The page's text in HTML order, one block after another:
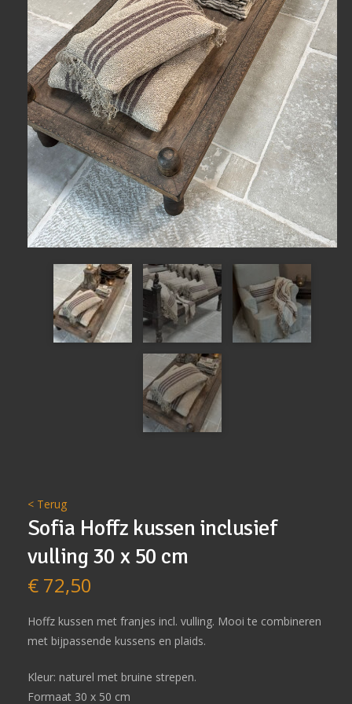
< Terug
Sofia Hoffz kussen inclusief
vulling 30 x 50 cm
€72,50
Hoffz kussen met franjes incl. vulling. Mooi te combineren
met bijpassende kussens en plaids.
Kleur: naturel met bruine strepen.
Formaat 30 x 50 cm